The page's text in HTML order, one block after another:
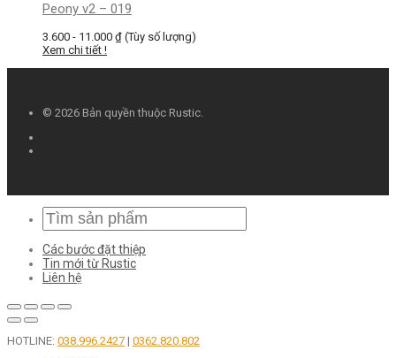
Peony v2 – 019
3.600 - 11.000 ₫ (Tùy số lượng)
Xem chi tiết !
© 2026 Bản quyền thuộc Rustic.
Các bước đặt thiệp
Tin mới từ Rustic
Liên hệ
HOTLINE: 038.996.2427 | 0362.820.802